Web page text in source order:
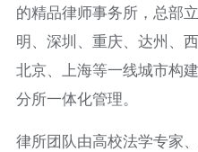
的精品律师事务所，总部
明、深圳、重庆、达州、
北京、上海等一线城市构
分所一体化管理。
律所团队由高校法学专家